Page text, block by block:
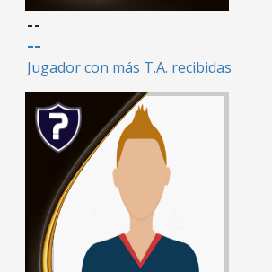
--
--
Jugador con más T.A. recibidas